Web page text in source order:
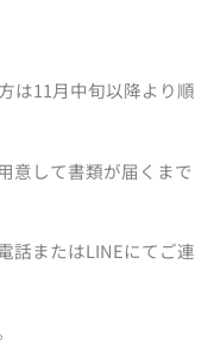
は11月中旬以降より順
意して書類が届くまで
話またはLINEにてご連